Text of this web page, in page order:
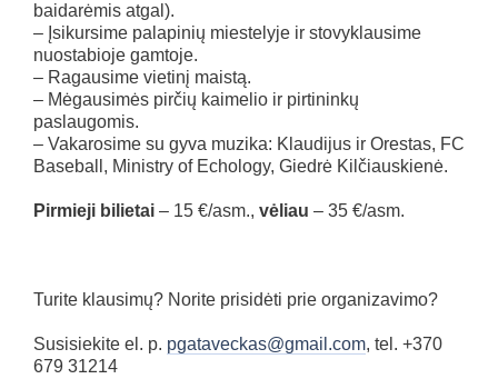
baidarėmis atgal).
– Įsikursime palapinių miestelyje ir stovyklausime
nuostabioje gamtoje.
– Ragausime vietinį maistą.
– Mėgausimės pirčių kaimelio ir pirtininkų
paslaugomis.
– Vakarosime su gyva muzika: Klaudijus ir Orestas, FC
Baseball, Ministry of Echology, Giedrė Kilčiauskienė.
Pirmieji bilietai – 15 €/asm., vėliau – 35 €/asm.
Turite klausimų? Norite prisidėti prie organizavimo?
Susisiekite el. p. pgataveckas@gmail.com, tel. +370
679 31214